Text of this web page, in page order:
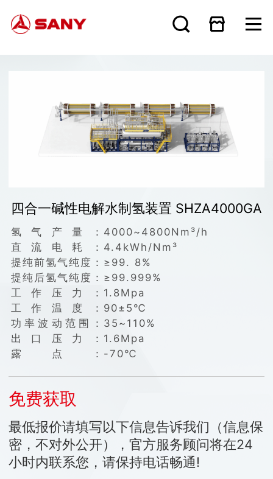
四合一碱性电解水制氢装置 SHZA4000GA
氢气产量：
直流电耗：
提纯前氢气纯度：
提纯后氢气纯度：
工作压力：
工作温度：
功率波动范围：
出口压力：
露点：
4000~4800Nm³/h
4.4kWh/Nm³
≥99. 8%
≥99.999%
1.8Mpa
90±5℃
35~110%
1.6Mpa
-70℃
免费获取
最低报价请填写以下信息告诉我们（信息保
密，不对外公开），官方服务顾问将在24
小时内联系您，请保持电话畅通!